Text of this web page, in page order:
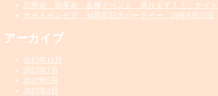
忘年会 新年会 各種イベント 承ります！！ ナイ
ナイトインモア 34周年記念パーテイー 29年6月27日
アーカイブ
2017年11月
2017年7月
2017年5月
2017年4月